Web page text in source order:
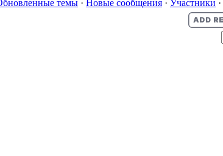
темы · Новые сообщения · Участники ·